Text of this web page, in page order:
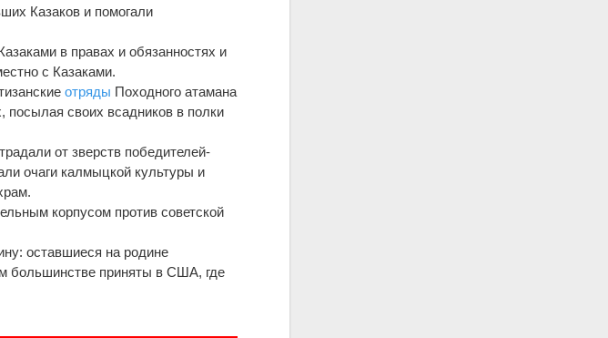
Казаков и помогали
в правах и обязанностях и
с Казаками.
отряды Походного атамана
посылая своих всадников в полки
от зверств победителей-
очаги калмыцкой культуры и
корпусом против советской
оставшиеся на родине
большинстве приняты в США, где